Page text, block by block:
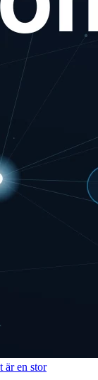
är en stor